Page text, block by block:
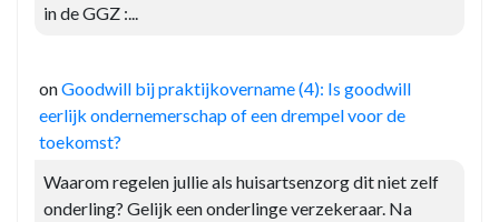
in de GGZ :...
onGoodwill bij praktijkovername (4): Is goodwill
eerlijk ondernemerschap of een drempel voor de
toekomst?
Waarom regelen jullie als huisartsenzorg dit niet zelf
onderling? Gelijk een onderlinge verzekeraar. Na